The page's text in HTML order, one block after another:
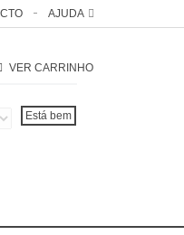
AJUDA
VER CARRINHO